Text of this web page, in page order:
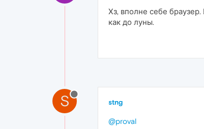
Хз, вполне себе
как до луны.
S stng
@proval